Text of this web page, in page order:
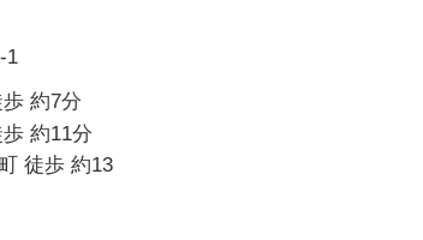
1
約7分
約11分
徒歩 約13